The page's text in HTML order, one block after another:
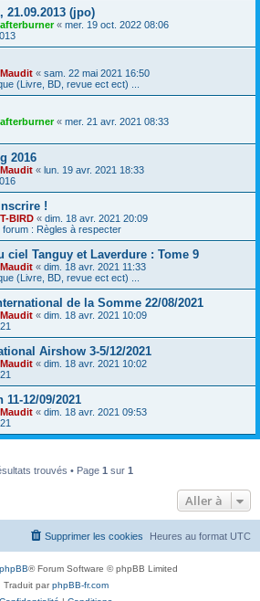
21.09.2013 (jpo)
afterburner« mer. 19 oct. 2022 08:06
Maudit « sam. 22 mai 2021 16:50
(Livre, BD, revue ect ect) ...
afterburner« mer. 21 avr. 2021 08:33
2016
Maudit « lun. 19 avr. 2021 18:33
!
T-BIRD « dim. 18 avr. 2021 20:09
forum : Règles à respecter
ciel Tanguy et Laverdure : Tome 9
Maudit « dim. 18 avr. 2021 11:33
(Livre, BD, revue ect ect) ...
de la Somme 22/08/2021
Maudit « dim. 18 avr. 2021 10:09
Airshow 3-5/12/2021
Maudit « dim. 18 avr. 2021 10:02
12/09/2021
Maudit « dim. 18 avr. 2021 09:53
trouvés • Page 1 sur 1
Aller à
Heures au format UTC
Supprimer les cookies
phpBB® Forum Software © phpBB Limited
Traduit parphpBB-fr.com